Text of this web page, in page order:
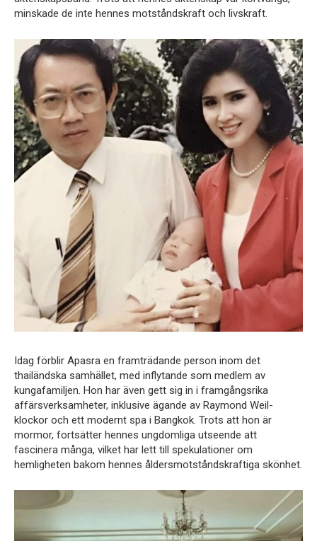
minskade de inte hennes motståndskraft och livskraft.
Idag förblir Apasra en framträdande person inom det
thailändska samhället, med inflytande som medlem av
kungafamiljen. Hon har även gett sig in i framgångsrika
affärsverksamheter, inklusive ägande av Raymond Weil-
klockor och ett modernt spa i Bangkok. Trots att hon är
mormor, fortsätter hennes ungdomliga utseende att
fascinera många, vilket har lett till spekulationer om
hemligheten bakom hennes åldersmotståndskraftiga skönhet.